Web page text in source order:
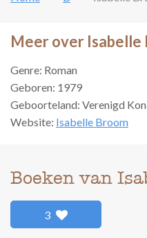
Meer over Isabelle
Genre: Roman
Geboren: 1979
Geboorteland: Verenigd
Website: Isabelle Broom
Boeken van
3